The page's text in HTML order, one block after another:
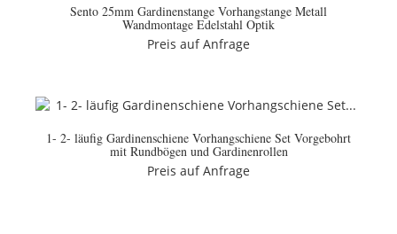
Sento 25mm Gardinenstange Vorhangstange Metall
Wandmontage Edelstahl Optik
Preis auf Anfrage
1- 2- läufig Gardinenschiene Vorhangschiene Set Vorgebohrt
mit Rundbögen und Gardinenrollen
Preis auf Anfrage